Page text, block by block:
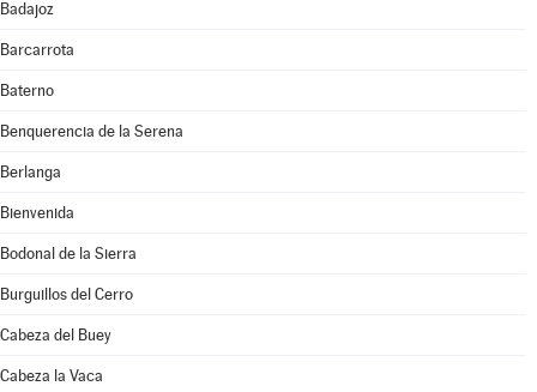
Badajoz
Barcarrota
Baterno
Benquerencia de la Serena
Berlanga
Bienvenida
Bodonal de la Sierra
Burguillos del Cerro
Cabeza del Buey
Cabeza la Vaca